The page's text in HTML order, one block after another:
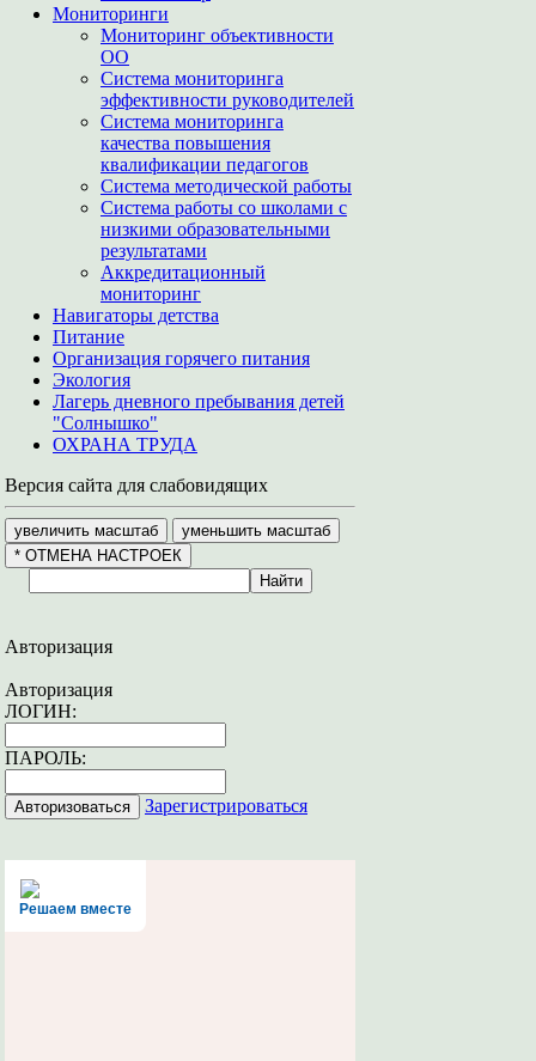
Мониторинги
Мониторинг объективности
ОО
Система мониторинга
эффективности руководителей
Система мониторинга
качества повышения
квалификации педагогов
Система методической работы
Система работы со школами с
низкими образовательными
результатами
Аккредитационный
мониторинг
Навигаторы детства
Питание
Организация горячего питания
Экология
Лагерь дневного пребывания детей
"Солнышко"
ОХРАНА ТРУДА
Версия сайта для слабовидящих
Авторизация
Авторизация
ЛОГИН:
ПАРОЛЬ:
Зарегистрироваться
Решаем вместе